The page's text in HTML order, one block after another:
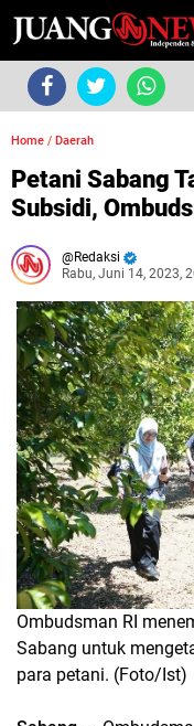
Home / Daerah
Petani Sabang
Subsidi,
Redaksi
Rabu, Juni 14, 2023,
Ombudsman RI
Sabang untuk
para petani. (Foto/Ist)